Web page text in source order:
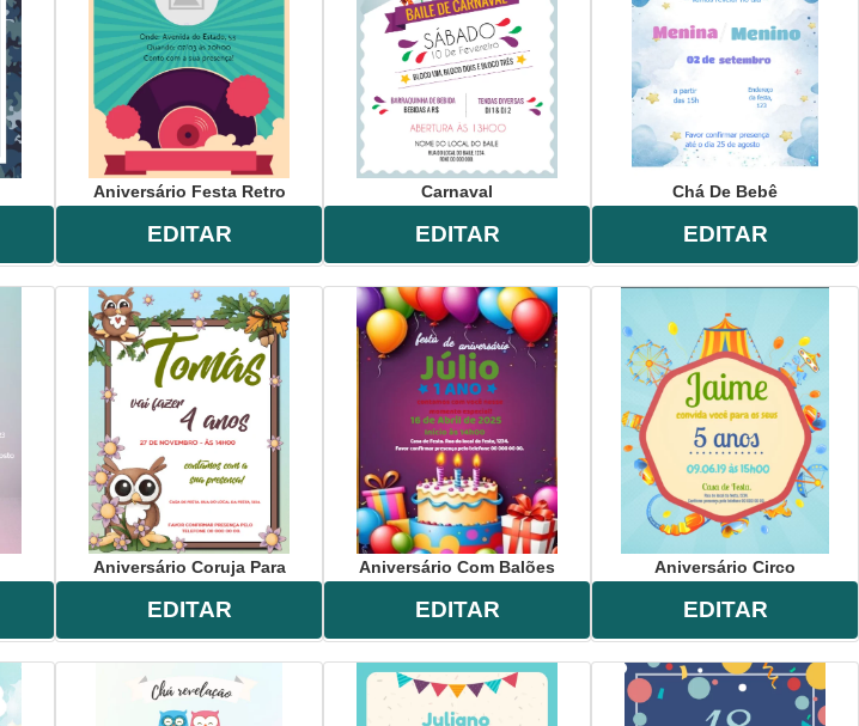
Aniversário Festa Retro
EDITAR
Carnaval
EDITAR
Chá De Bebê
EDITAR
Aniversário Coruja Para
EDITAR
Aniversário Com Balões
EDITAR
Aniversário Circo
EDITAR